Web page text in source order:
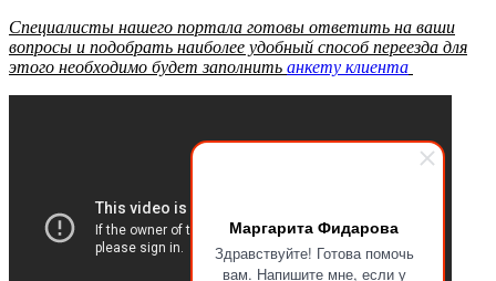
Маргарита Фидарова
Здравствуйте! Готова помочь
вам. Напишите мне, если у
Специалисты нашего портала готовы ответить на ваши
вопросы и подобрать наиболее удобный способ переезда для
этого необходимо будет заполнить анкету клиента